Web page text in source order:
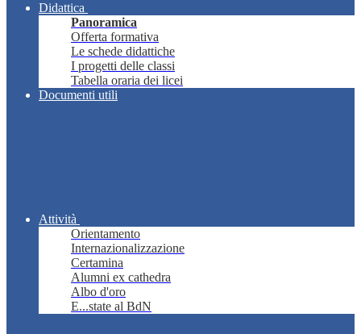
Didattica
Panoramica
Offerta formativa
Le schede didattiche
I progetti delle classi
Tabella oraria dei licei
Documenti utili
Attività
Orientamento
Internazionalizzazione
Certamina
Alumni ex cathedra
Albo d'oro
E...state al BdN